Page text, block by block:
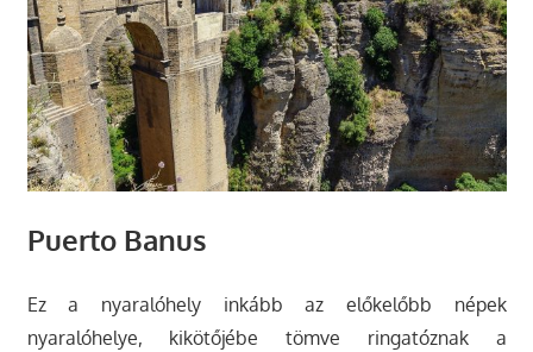
Puerto Banus
Ez a nyaralóhely inkább az előkelőbb népek
nyaralóhelye, kikötőjébe tömve ringatóznak a